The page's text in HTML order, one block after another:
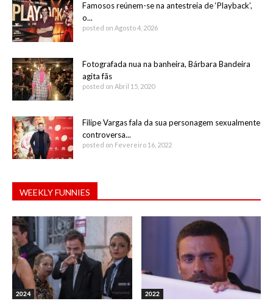
Famosos reúnem-se na antestreia de ‘Playback’,
o...
posted on Agosto 4, 2026
Fotografada nua na banheira, Bárbara Bandeira
agita fãs
posted on Abril 15, 2020
Filipe Vargas fala da sua personagem sexualmente
controversa...
posted on Fevereiro 16, 2022
WEEKLY FUNNIES
2024 2022